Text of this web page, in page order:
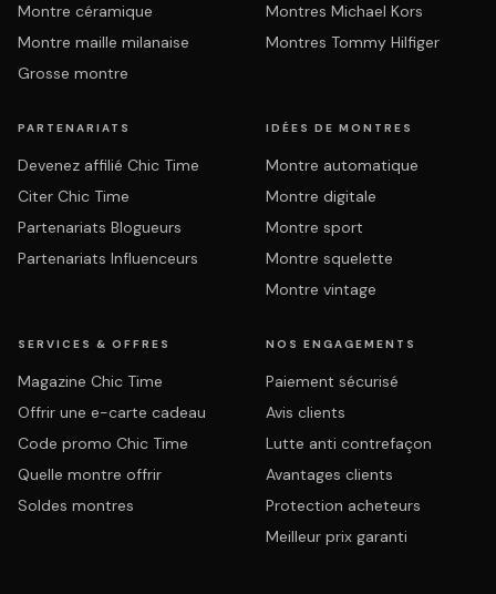
Montre céramique
Montre maille milanaise
Grosse montre
Montres Michael Kors
Montres Tommy Hilfiger
PARTENARIATS
Devenez affilié Chic Time
Citer Chic Time
Partenariats Blogueurs
Partenariats Influenceurs
IDÉES DE MONTRES
Montre automatique
Montre digitale
Montre sport
Montre squelette
Montre vintage
SERVICES & OFFRES
Magazine Chic Time
Offrir une e-carte cadeau
Code promo Chic Time
Quelle montre offrir
Soldes montres
NOS ENGAGEMENTS
Paiement sécurisé
Avis clients
Lutte anti contrefaçon
Avantages clients
Protection acheteurs
Meilleur prix garanti